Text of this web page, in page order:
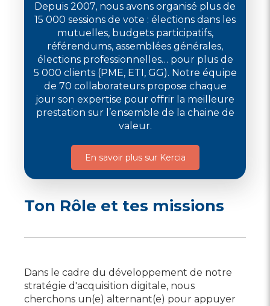
Depuis 2007, nous avons organisé plus de
15 000 sessions de vote : élections dans les
mutuelles, budgets participatifs,
référendums, assemblées générales,
élections professionnelles… pour plus de
5 000 clients (PME, ETI, GG). Notre équipe
de 70 collaborateurs propose chaque
jour son expertise pour offrir la meilleure
prestation sur l’ensemble de la chaine de
valeur.
En savoir plus sur Kercia
Ton Rôle et tes missions
Dans le cadre du développement de notre
stratégie d'acquisition digitale, nous
cherchons un(e) alternant(e) pour appuyer